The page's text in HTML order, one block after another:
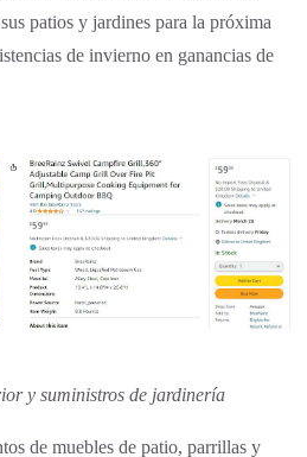
patios y jardines para la próxima
de invierno en ganancias de
y suministros de jardinería
de muebles de patio, parrillas y